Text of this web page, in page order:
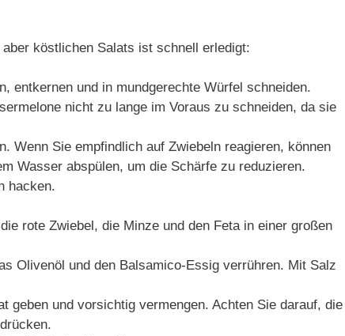
köstlichen Salats ist schnell erledigt:
entkernen und in mundgerechte Würfel schneiden.
nicht zu lange im Voraus zu schneiden, da sie
Wenn Sie empfindlich auf Zwiebeln reagieren, können
Wasser abspülen, um die Schärfe zu reduzieren.
hacken.
rote Zwiebel, die Minze und den Feta in einer großen
Olivenöl und den Balsamico-Essig verrühren. Mit Salz
geben und vorsichtig vermengen. Achten Sie darauf, die